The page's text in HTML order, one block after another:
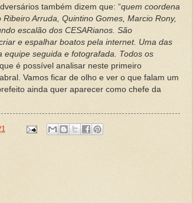
também dizem que: “quem coordena
Arruda, Quintino Gomes, Marcio Rony,
escalão dos CESARianos. São
e espalhar boatos pela internet. Uma das
seguida e fotografada. Todos os
é possível analisar neste primeiro
Vamos ficar de olho e ver o que falam um
ainda quer aparecer como chefe da